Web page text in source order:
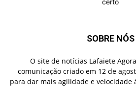
SOBRE NÓS
O site de notícias Lafaiete
comunicação criado em 12 de
para dar mais agilidade e